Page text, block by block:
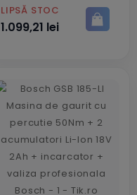
Acumulatori GBA
18V 2.0Ah +
PRET
LIPSĂ STOC
1.099,21 lei